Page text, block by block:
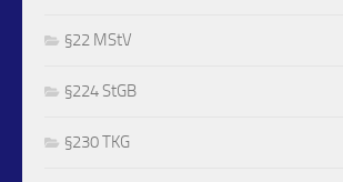
§22 MStV
§224 StGB
§230 TKG